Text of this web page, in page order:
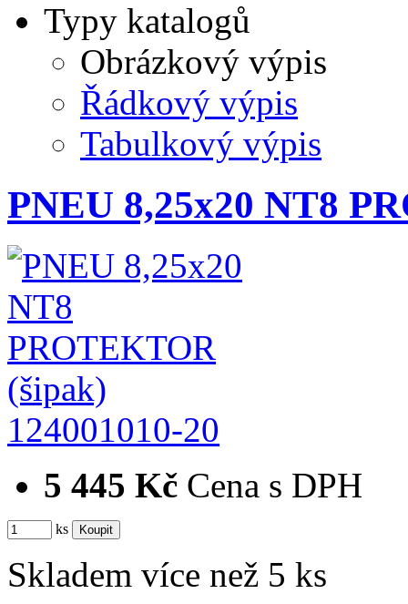
Typy katalogů
Obrázkový výpis
Řádkový výpis
Tabulkový výpis
PNEU 8,25x20 NT8
124001010-20
5 445 Kč Cena s DPH
ks
Skladem více než 5 ks